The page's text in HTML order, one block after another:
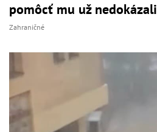
pomôcť mu už nedokázali
Zahraničné